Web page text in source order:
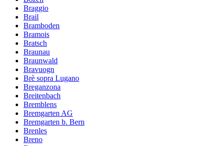
Braggio
Brail
Bramboden
Bramois
Bratsch
Braunau
Braunwald
Bravuogn
Brè sopra Lugano
Breganzona
Breitenbach
Bremblens
Bremgarten AG
Bremgarten b. Bern
Brenles
Breno